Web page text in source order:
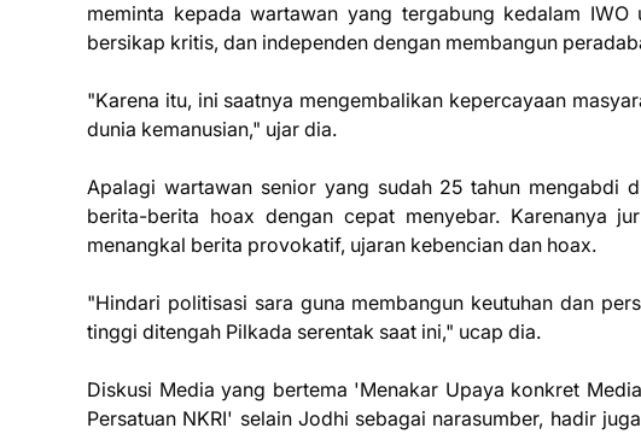
meminta kepada wartawan yang tergabung kedalam
bersikap kritis, dan independen dengan membangun
"Karena itu, ini saatnya mengembalikan kepercayaan
dunia kemanusian," ujar dia.
Apalagi wartawan senior yang sudah 25 tahun mengabdi
berita-berita hoax dengan cepat menyebar. Karenanya
menangkal berita provokatif, ujaran kebencian dan hoax.
"Hindari politisasi sara guna membangun keutuhan dan
tinggi ditengah Pilkada serentak saat ini," ucap dia.
Diskusi Media yang bertema 'Menakar Upaya konkret
Persatuan NKRI' selain Jodhi sebagai narasumber, hadir